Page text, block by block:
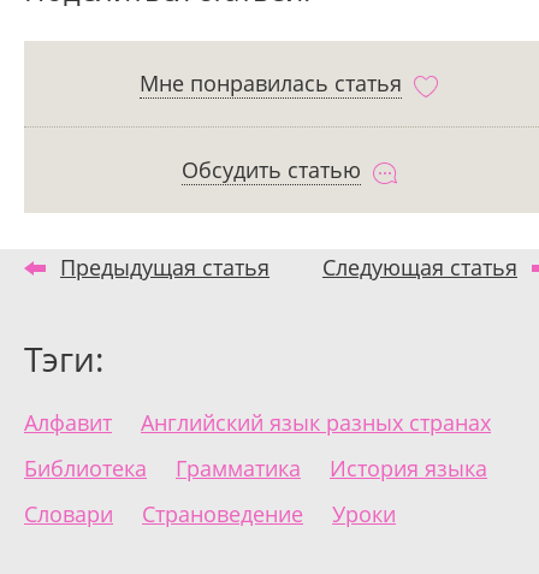
Мне понравилась статья
Обсудить статью
Предыдущая статья Следующая статья
Тэги:
Алфавит
Английский язык разных странах
Библиотека
Грамматика
История языка
Словари
Страноведение Уроки